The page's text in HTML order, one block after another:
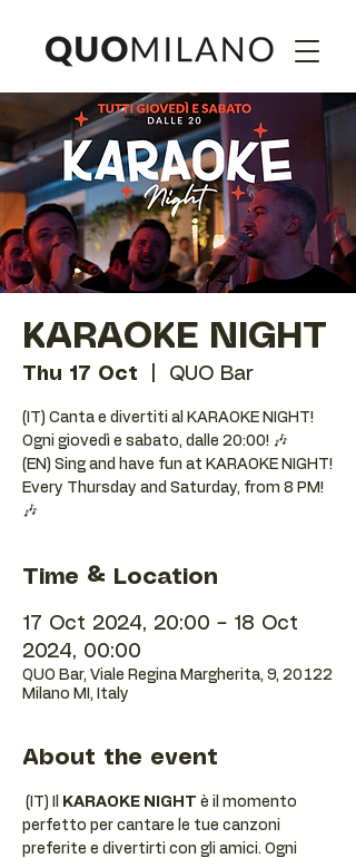
KARAOKE NIGHT
Thu 17 Oct QUO Bar
(IT) Canta e divertiti al KARAOKE NIGHT!
Ogni giovedì e sabato, dalle 20:00! 🎶
(EN) Sing and have fun at KARAOKE NIGHT!
Every Thursday and Saturday, from 8 PM!
🎶
Time & Location
17 Oct 2024, 20:00 – 18 Oct
2024, 00:00
QUO Bar, Viale Regina Margherita, 9, 20122
Milano MI, Italy
About the event
(IT) Il KARAOKE NIGHT è il momento
perfetto per cantare le tue canzoni
preferite e divertirti con gli amici. Ogni